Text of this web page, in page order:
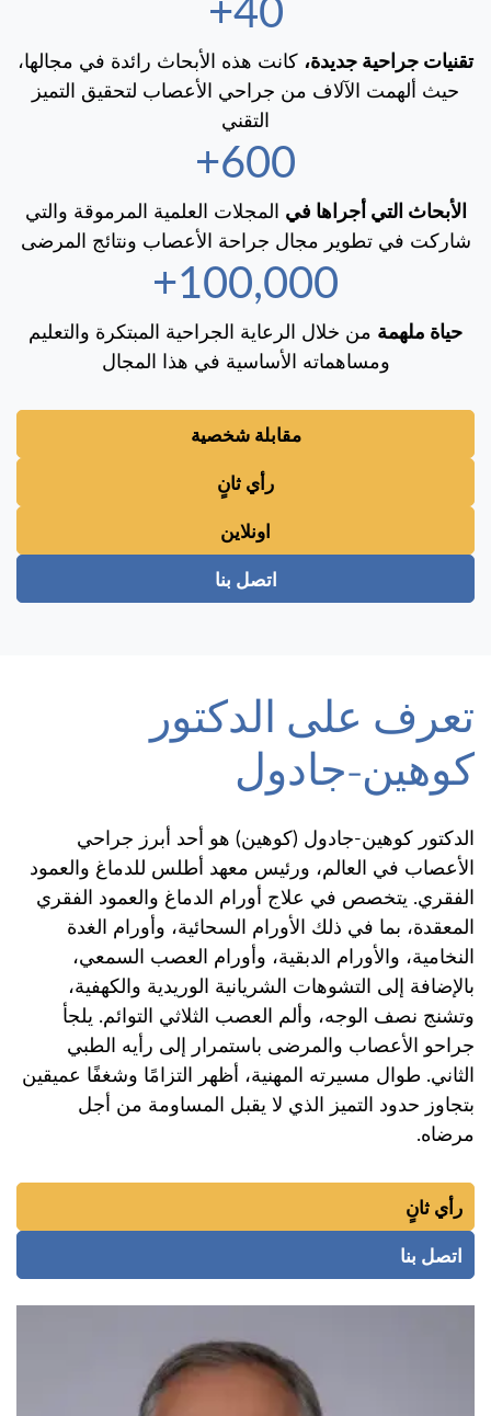
تقنيات جراحية جديدة، كانت هذه الأبحاث رائدة في مجالها،
حيث ألهمت الآلاف من جراحي الأعصاب لتحقيق التميز
التقني
600+
الأبحاث التي أجراها في المجلات العلمية المرموقة والتي
شاركت في تطوير مجال جراحة الأعصاب ونتائج المرضى
100,000+
حياة ملهمة من خلال الرعاية الجراحية المبتكرة والتعليم
ومساهماته الأساسية في هذا المجال
مقابلة شخصية
رأي ثانٍ
اونلاين
اتصل بنا
تعرف على الدكتور
كوهين-جادول
الدكتور كوهين-جادول (كوهين) هو أحد أبرز جراحي
الأعصاب في العالم، ورئيس معهد أطلس للدماغ والعمود
الفقري. يتخصص في علاج أورام الدماغ والعمود الفقري
المعقدة، بما في ذلك الأورام السحائية، وأورام الغدة
النخامية، والأورام الدبقية، وأورام العصب السمعي،
بالإضافة إلى التشوهات الشريانية الوريدية والكهفية،
وتشنج نصف الوجه، وألم العصب الثلاثي التوائم. يلجأ
جراحو الأعصاب والمرضى باستمرار إلى رأيه الطبي
الثاني. طوال مسيرته المهنية، أظهر التزامًا وشغفًا عميقين
بتجاوز حدود التميز الذي لا يقبل المساومة من أجل
مرضاه.
رأي ثانٍ
اتصل بنا